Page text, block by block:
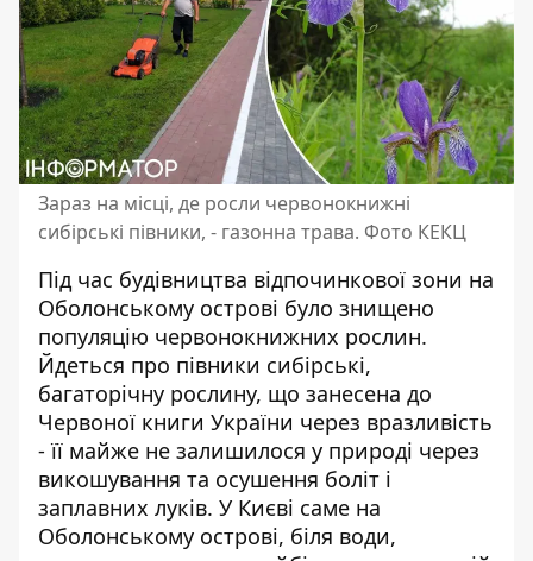
Зараз на місці, де росли червонокнижні
сибірські півники, - газонна трава. Фото КЕКЦ
Під час будівництва відпочинкової зони на
Оболонському острові було знищено
популяцію червонокнижних рослин.
Йдеться про півники сибірські,
багаторічну рослину, що занесена до
Червоної книги України через вразливість
- її майже не залишилося у природі через
викошування та осушення боліт і
заплавних луків. У Києві саме на
Оболонському острові, біля води,